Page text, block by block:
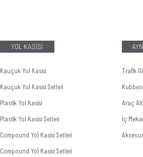
YOL KASİSİ
Kauçuk Yol Kasisi
Kauçuk Yol Kasisi Setleri
Plastik Yol Kasisi
Plastik Yol Kasisi Setleri
Compound Yol Kasisi Setleri
Compound Yol Kasisi Setleri
Trafik
Araç
İç